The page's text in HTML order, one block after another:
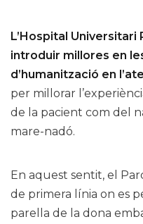
L’Hospital Universitari
introduir millores en
d’humanització en
per millorar
de la pacient com del
mare-nadó.
En aquest sentit, el
de primera línia on es
parella de la dona